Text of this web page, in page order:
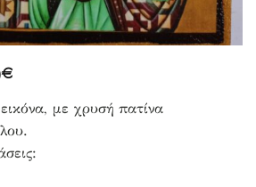
€Price
range:
7,00€
through
28,00€
με χρυσή πατίνα